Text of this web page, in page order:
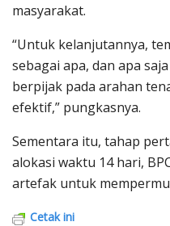
masyarakat.
“Untuk kelanjutannya,
sebagai apa, dan apa
berpijak pada arahan
efektif,” pungkasnya.
Sementara itu, tahap
alokasi waktu 14 hari,
artefak untuk
Cetak ini